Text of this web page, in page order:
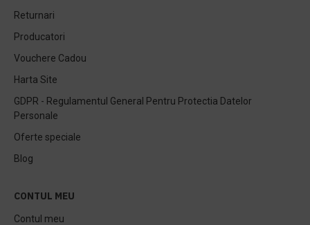
Returnari
Producatori
Vouchere Cadou
Harta Site
GDPR - Regulamentul General Pentru Protectia Datelor
Personale
Oferte speciale
Blog
CONTUL MEU
Contul meu